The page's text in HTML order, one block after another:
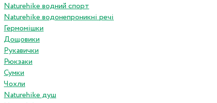
Naturehike водний спорт
Naturehike водонепроникні речі
Гермомішки
Дощовики
Рукавички
Рюкзаки
Сумки
Чохли
Naturehike душ